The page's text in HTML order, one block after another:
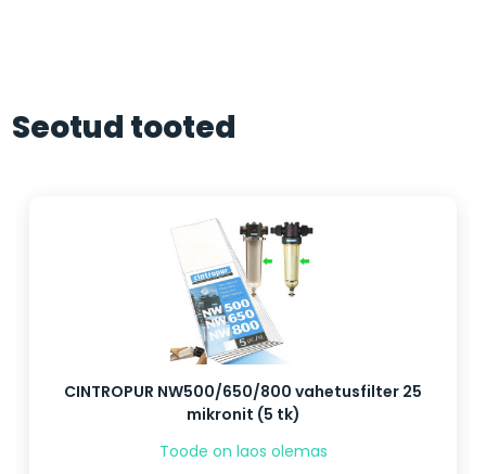
Seotud tooted
CINTROPUR NW500/650/800 vahetusfilter 25
mikronit (5 tk)
Toode on laos olemas